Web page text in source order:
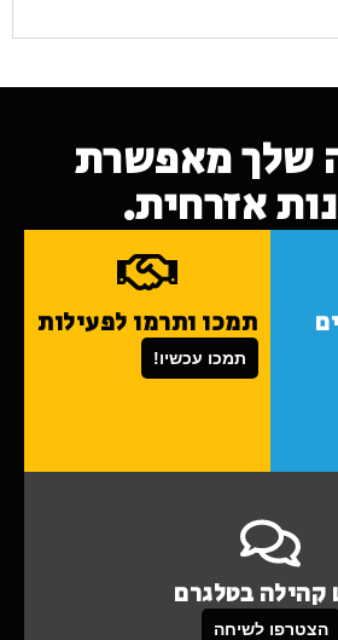
שלך מאפשרת
אזרחית.
תמכו ותרמו לפעילות
תמכו עכשיו!
קהילה בטלגרם
הצטרפו לשיחה